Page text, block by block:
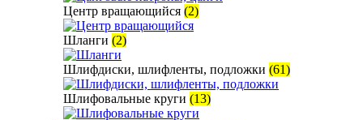
Центр вращающийся (2)
Шланги (2)
Шлифдиски, шлифленты, подложки (61)
Шлифовальные круги (13)